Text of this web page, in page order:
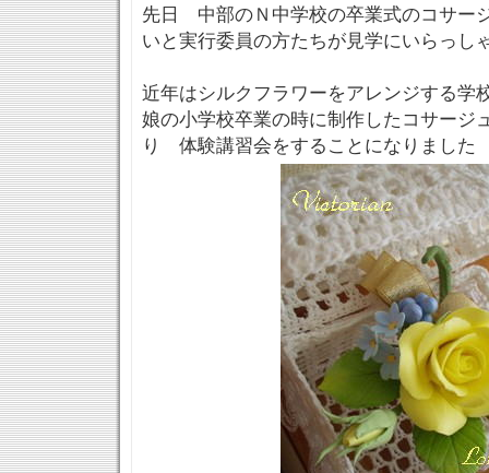
先日 中部のＮ中学校の卒業式のコサー
いと実行委員の方たちが見学にいらっし
近年はシルクフラワーをアレンジする
娘の小学校卒業の時に制作したコサージ
り 体験講習会をすることになりました